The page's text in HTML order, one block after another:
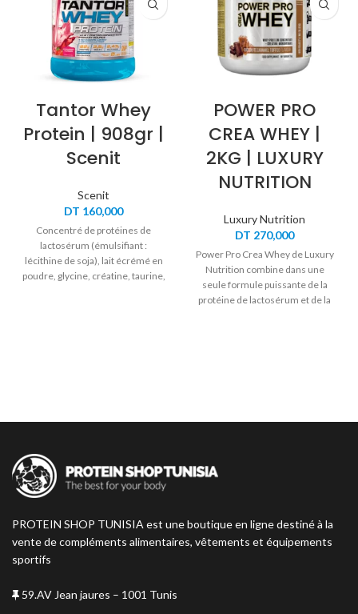
Tantor Whey
Protein | 908gr |
Scenit
Scenit
DT 160,000
Concentré de protéines de
lactosérum (émulsifiant :
lécithine de soja), lait écrémé en
poudre, glycine, créatine, taurine,
POWER PRO
CREA WHEY |
2KG | LUXURY
NUTRITION
Luxury Nutrition
DT 270,000
Power Pro Crea Whey de Luxury
Nutrition combine dans une
seule formule puissante de la
protéine de lactosérum et de la
PROTEIN SHOP TUNISIA est une boutique en ligne destiné à la
vente de compléments alimentaires, vêtements et équipements
sportifs
59.AV Jean jaures – 1001 Tunis